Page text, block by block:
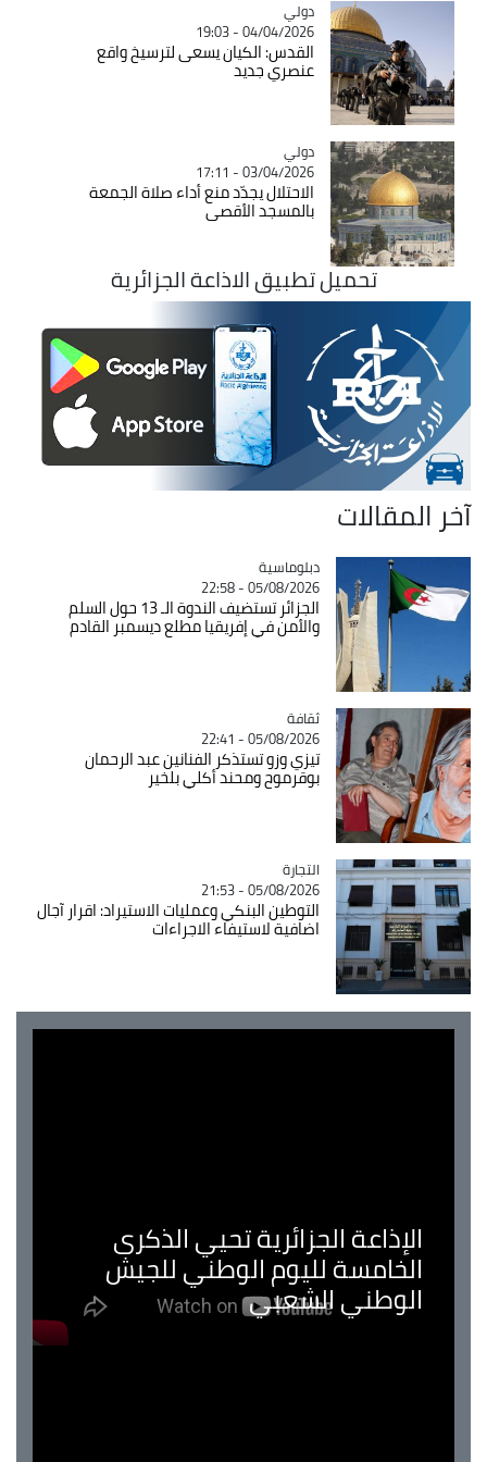
Catégorie
دولي
04/04/2026 - 19:03
القدس: الكيان يسعى لترسيخ واقع
عنصري جديد
Catégorie
دولي
03/04/2026 - 17:11
الاحتلال يجدّد منع أداء صلاة الجمعة
بالمسجد الأقصى
تحميل تطبيق الاذاعة الجزائرية
آخر المقالات
Catégorie
دبلوماسية
05/08/2026 - 22:58
الجزائر تستضيف الندوة الـ 13 حول السلم
والأمن في إفريقيا مطلع ديسمبر القادم
Catégorie
ثقافة
05/08/2026 - 22:41
تيزي وزو تستذكر الفنانين عبد الرحمان
بوقرموح ومحند أكلي بلخير
Catégorie
التجارة
05/08/2026 - 21:53
التوطين البنكي وعمليات الاستيراد: اقرار آجال
اضافية لاستيفاء الاجراءات
الإذاعة الجزائرية تحيي الذكرى
الخامسة لليوم الوطني للجيش
الوطني الشعبي